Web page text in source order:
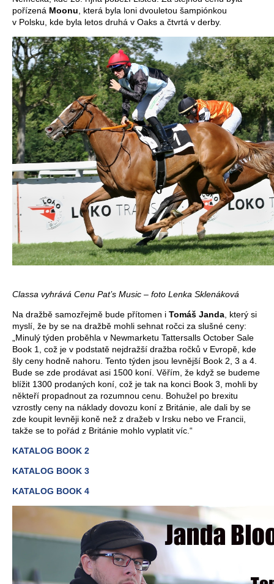
pořízená Moonu, která byla loni dvouletou šampiónkou
v Polsku, kde byla letos druhá v Oaks a čtvrtá v derby.
Classa vyhrává Cenu Pat’s Music – foto Lenka Sklenáková
Na dražbě samozřejmě bude přítomen i Tomáš Janda , který si
myslí, že by se na dražbě mohli sehnat ročci za slušné ceny:
„Minulý týden proběhla v Newmarketu Tattersalls October Sale
Book 1, což je v podstatě nejdražší dražba ročků v Evropě, kde
šly ceny hodně nahoru. Tento týden jsou levnější Book 2, 3 a 4.
Bude se zde prodávat asi 1500 koní. Věřím, že když se budeme
blížit 1300 prodaných koní, což je tak na konci Book 3, mohli by
někteří propadnout za rozumnou cenu. Bohužel po brexitu
vzrostly ceny na náklady dovozu koní z Británie, ale dali by se
zde koupit levněji koně než z dražeb v Irsku nebo ve Francii,
takže se to pořád z Británie mohlo vyplatit víc.“
KATALOG BOOK 2
KATALOG BOOK 3
KATALOG BOOK 4